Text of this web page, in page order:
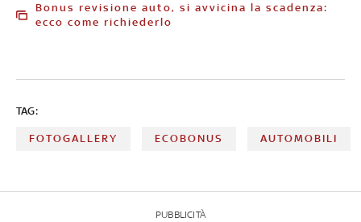
Bonus revisione auto, si avvicina la scadenza:
ecco come richiederlo
TAG:
FOTOGALLERY ECOBONUS AUTOMOBILI
PUBBLICITÀ